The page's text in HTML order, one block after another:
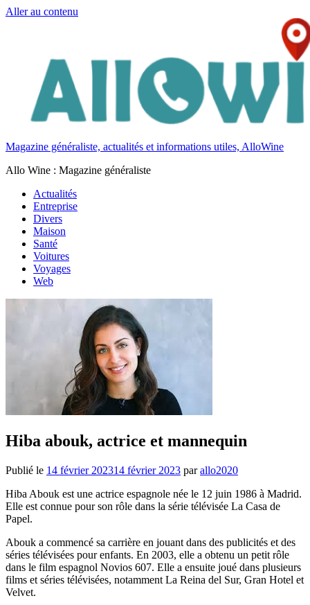
Aller au contenu
Magazine généraliste, actualités et informations utiles, AlloWine
Allo Wine : Magazine généraliste
Actualités
Entreprise
Divers
Maison
Santé
Voitures
Voyages
Web
Hiba abouk, actrice et mannequin
Publié le 14 février 202314 février 2023 parallo2020
Hiba Abouk est une actrice espagnole née le 12 juin 1986 à Madrid.
Elle est connue pour son rôle dans la série télévisée La Casa de
Papel.
Abouk a commencé sa carrière en jouant dans des publicités et des
séries télévisées pour enfants. En 2003, elle a obtenu un petit rôle
dans le film espagnol Novios 607. Elle a ensuite joué dans plusieurs
films et séries télévisées, notamment La Reina del Sur, Gran Hotel et
Velvet.